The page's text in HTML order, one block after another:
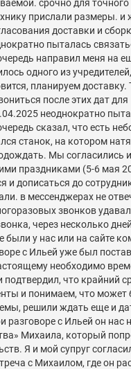
срочно для точного
прислали размеры. и
доставки и
пыталась
направил меня на
одного из
планируем доставку.
после этих дат для
неоднократно
сказал, что есть
станок, на котором
Мы согласились
праздниками (5-6 мая
и дописаться до
в мессенджерах не
звонков
через несколько
у нас или на сайте
с Ильей уже был
необходимо
подтвердил, что крайний
и понимаем, что может
решили ждать еще и
разговоре с Ильей он нас
Михаила, который
Я и мой супруг
с Михаилом, где он